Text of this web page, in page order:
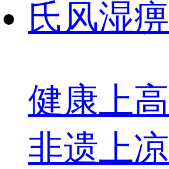
健康上高
非遗上凉